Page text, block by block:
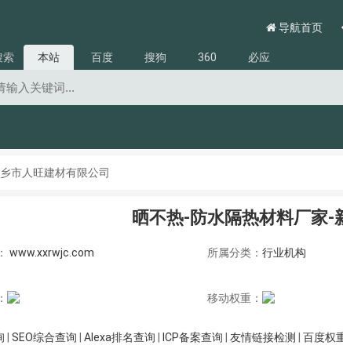
导航首页
索 本站 百度 搜狗 360 必应
市人旺建材有限公司
晒不热-防水隔热材料厂家-
www.xxrwjc.com 所属分类： 行业机构
移动权重：
SEO综合查询 Alexa排名查询 ICP备案查询 友情链接检测 百度权